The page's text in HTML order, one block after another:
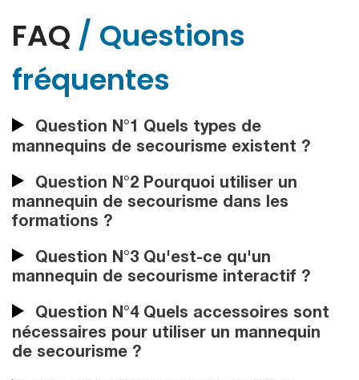
FAQ / Questions
fréquentes
Question N°1 Quels types de
mannequins de secourisme existent ?
Question N°2 Pourquoi utiliser un
mannequin de secourisme dans les
formations ?
Question N°3 Qu'est-ce qu'un
mannequin de secourisme interactif ?
Question N°4 Quels accessoires sont
nécessaires pour utiliser un mannequin
de secourisme ?